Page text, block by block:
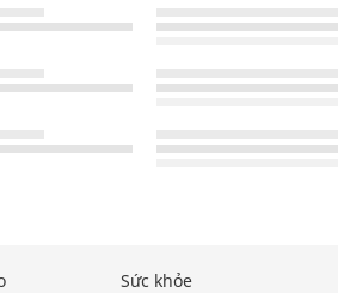
Sức khỏe